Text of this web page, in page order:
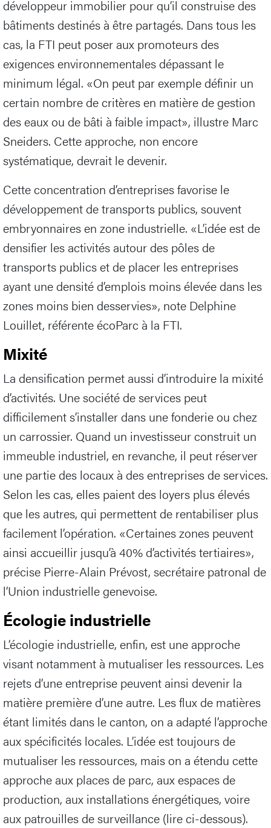
développeur immobilier pour qu’il construise des
bâtiments destinés à être partagés. Dans tous les
cas, la FTI peut poser aux promoteurs des
exigences environnementales dépassant le
minimum légal. «On peut par exemple définir un
certain nombre de critères en matière de gestion
des eaux ou de bâti à faible impact», illustre Marc
Sneiders. Cette approche, non encore
systématique, devrait le devenir.
Cette concentration d’entreprises favorise le
développement de transports publics, souvent
embryonnaires en zone industrielle. «L’idée est de
densifier les activités autour des pôles de
transports publics et de placer les entreprises
ayant une densité d’emplois moins élevée dans les
zones moins bien desservies», note Delphine
Louillet, référente écoParc à la FTI.
Mixité
La densification permet aussi d’introduire la mixité
d’activités. Une société de services peut
difficilement s’installer dans une fonderie ou chez
un carrossier. Quand un investisseur construit un
immeuble industriel, en revanche, il peut réserver
une partie des locaux à des entreprises de services.
Selon les cas, elles paient des loyers plus élevés
que les autres, qui permettent de rentabiliser plus
facilement l’opération. «Certaines zones peuvent
ainsi accueillir jusqu’à 40% d’activités tertiaires»,
précise Pierre-Alain Prévost, secrétaire patronal de
l’Union industrielle genevoise.
Écologie industrielle
L’écologie industrielle, enfin, est une approche
visant notamment à mutualiser les ressources. Les
rejets d’une entreprise peuvent ainsi devenir la
matière première d’une autre. Les flux de matières
étant limités dans le canton, on a adapté l’approche
aux spécificités locales. L’idée est toujours de
mutualiser les ressources, mais on a étendu cette
approche aux places de parc, aux espaces de
production, aux installations énergétiques, voire
aux patrouilles de surveillance (lire ci-dessous).